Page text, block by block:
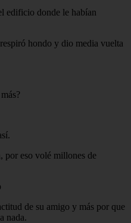
edificio donde le habían
hondo y dio media vuelta
por eso volé millones de
de su amigo y más por que
nada.